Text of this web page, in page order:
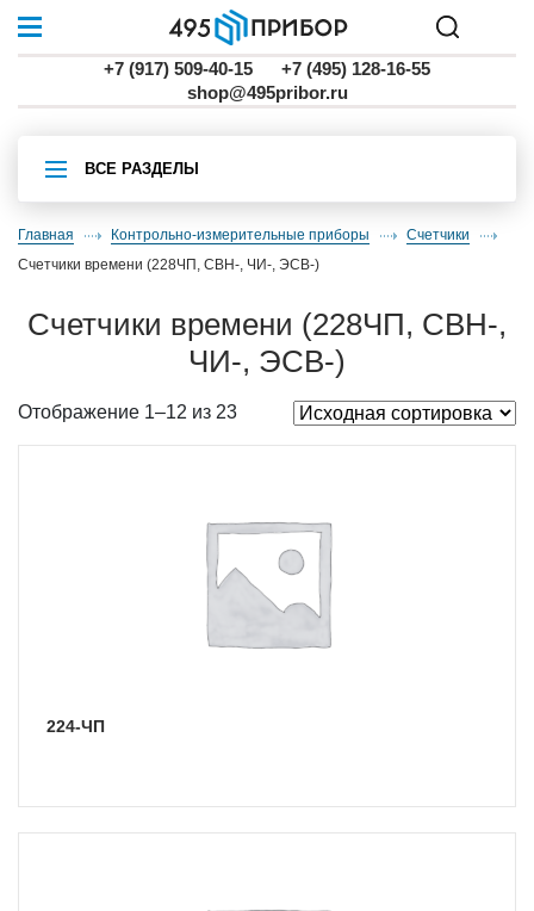
+7 (917) 509-40-15
+7 (495) 128-16-55
shop@495pribor.ru
ВСЕ РАЗДЕЛЫ
Главная Контрольно-измерительные приборы
счетчики
счетчики времени (228ЧП, СВН-, ЧИ-, ЭСВ-)
счетчики времени (228ЧП, СВН-,
ЧИ-, ЭСВ-)
Отображение 1–12 из 23
224-ЧП